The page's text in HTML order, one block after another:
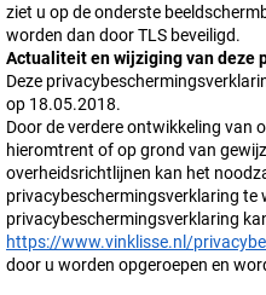
ziet u op de onderste
worden dan door TLS beveiligd.
Actualiteit en wijziging van deze
Deze
op 18.05.2018.
Door de verdere ontwikkeling van
hieromtrent of op grond van
overheidsrichtlijnen kan het
privacybeschermingsverklaring te
privacybeschermingsverklaring
https://www.vinklisse.nl/
door u worden opgeroepen en